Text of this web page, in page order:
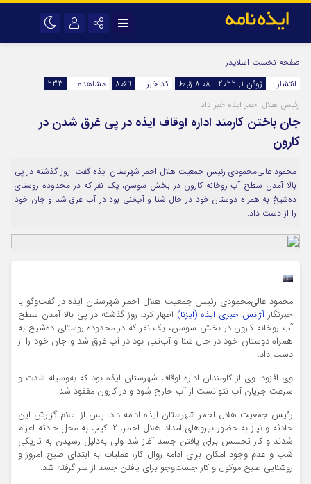
اینستاگرام
سروش
ایتا
آپارات
رمز عبور
مرا به خاطر بسپار
صفحه نخست اسلایدر
انتشار :
ژوئن 1, 2022 - 8:08 ق.ظ کد خبر : 8069 مشاهده :
233
رئیس هلال احمر ایذه خبر داد
جان باختن کارمند اداره اوقاف ایذه در پی غرق شدن در
کارون
محمود عالی‌محمودی رئیس جمعیت هلال احمر شهرستان ایذه گفت: روز گذشته در پی
بالا آمدن سطح آب روخانه کارون در بخش سوسن، یک نفر که در محدوده روستای
ده‌شیخ به همراه دوستان خود در حال شنا و آب‌تنی بود در آب غرق شد و جان خود
را از دست داد.
محمود عالی‌محمودی رئیس جمعیت هلال احمر شهرستان ایذه در گفت‌و‌گو با
خبرنگارآژانس خبری ایذه (ایزنا) اظهار کرد: روز گذشته در پی بالا آمدن سطح
آب روخانه کارون در بخش سوسن، یک نفر که در محدوده روستای ده‌شیخ به
همراه دوستان خود در حال شنا و آب‌تنی بود در آب غرق شد و جان خود را از
دست داد.
وی افزود: وی از کارمندان اداره اوقاف شهرستان ایذه بود که به‌وسیله شدت و
سرعت جریان آب نتوانست از آب خارج شود و در کارون مفقود شد.
رئیس جمعیت هلال احمر شهرستان ایذه ادامه داد: پس از اعلام گزارش این
حادثه و نیاز به حضور نیروهای امداد هلال احمر، 2 اکیپ به محل حادثه اعزام
شدند و کار تجسس برای یافتن جسد آغاز شد ولی به‌دلیل رسیدن به تاریکی
شب و عدم وجود امکان برای ادامه روال کار، عملیات به ابتدای صبح امروز و
روشنایی صبح موکول و کار جست‌و‌جو برای یافتن جسد از سر گرفته شد.